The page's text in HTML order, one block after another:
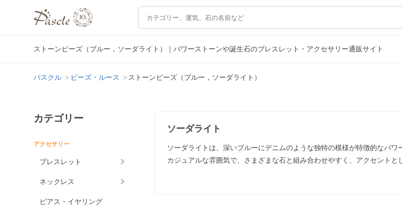
ストーンビーズ（ブルー，ソーダライト）｜パワーストーンや誕生石のブレスレット・アクセサリー通販サイト
パスクル ビーズ・ルース ストーンビーズ（ブルー，ソーダライト）
カテゴリー
アクセサリー
ブレスレット
ネックレス
ピアス・イヤリング
ソーダライト
ソーダライトは、深いブルーにデニムのような独特の模様が特徴的なパワ
カジュアルな雰囲気で、さまざまな石と組み合わせやすく、アクセントと